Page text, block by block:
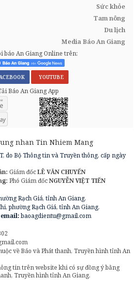
Sức khỏe
Tam nông
Du lịch
Media Báo An Giang
báo An Giang Online trên:
YOUTUBE
Báo An Giang App
do Bộ Thông tin và Truyền thông, cấp ngày
Giám đốcLÊ VĂN CHUYỂN
Phó Giám đốcNGUYỄN VIỆT TIẾN
Rạch Giá, tỉnh An Giang.
phường Rạch Giá, tỉnh An Giang.
baoagdientu@gmail.com
về Báo và Phát thanh, Truyền hình tỉnh An
tin trên website khi có sự đồng ý bằng
Truyền hình tỉnh An Giang.